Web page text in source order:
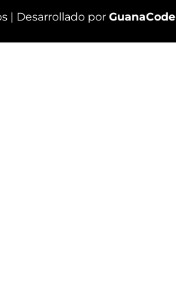
| Desarrollado por GuanaCode